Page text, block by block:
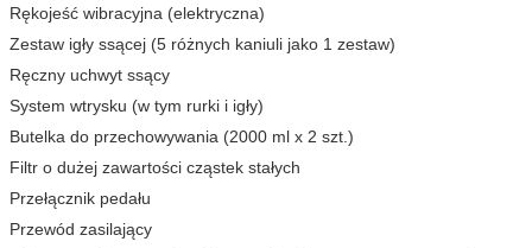
Rękojeść wibracyjna (elektryczna)
Zestaw igły ssącej (5 różnych kaniuli jako 1 zestaw)
Ręczny uchwyt ssący
System wtrysku (w tym rurki i igły)
Butelka do przechowywania (2000 ml x 2 szt.)
Filtr o dużej zawartości cząstek stałych
Przełącznik pedału
Przewód zasilający